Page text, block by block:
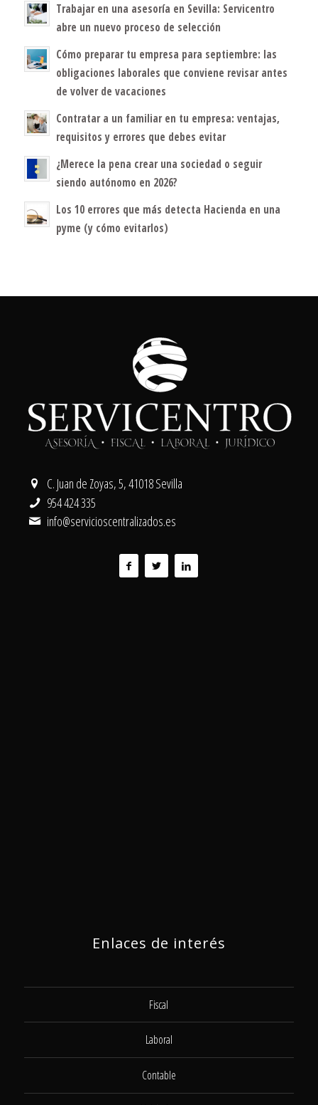
Trabajar en una asesoría en Sevilla: Servicentro
abre un nuevo proceso de selección
Cómo preparar tu empresa para septiembre: las
obligaciones laborales que conviene revisar antes
de volver de vacaciones
Contratar a un familiar en tu empresa: ventajas,
requisitos y errores que debes evitar
¿Merece la pena crear una sociedad o seguir
siendo autónomo en 2026?
Los 10 errores que más detecta Hacienda en una
pyme (y cómo evitarlos)
C. Juan de Zoyas, 5, 41018 Sevilla
954 424 335
info@servicioscentralizados.es
Enlaces de interés
Fiscal
Laboral
Contable